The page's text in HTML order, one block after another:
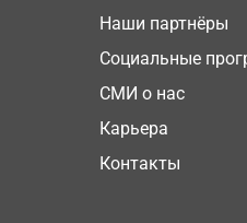
Наши партнёры
Социальные
СМИ о нас
Карьера
Контакты